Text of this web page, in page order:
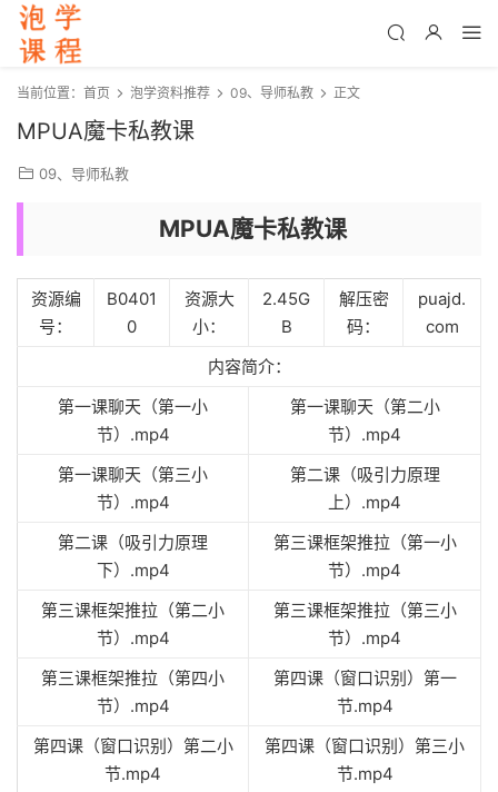
当前位置： 首页 泡学资料推荐 09、导师私教 正文
MPUA魔卡私教课
09、导师私教
MPUA魔卡私教课
资源编
号：
B0401
0
资源大
小：
2.45G
B
解压密
码：
puajd.
com
内容简介：
第一课聊天（第一小
节）.mp4
第一课聊天（第二小
节）.mp4
第一课聊天（第三小
节）.mp4
第二课（吸引力原理
上）.mp4
第二课（吸引力原理
下）.mp4
第三课框架推拉（第一小
节）.mp4
第三课框架推拉（第二小
节）.mp4
第三课框架推拉（第三小
节）.mp4
第三课框架推拉（第四小
节）.mp4
第四课（窗口识别）第一
节.mp4
第四课（窗口识别）第二小
节.mp4
第四课（窗口识别）第三小
节.mp4